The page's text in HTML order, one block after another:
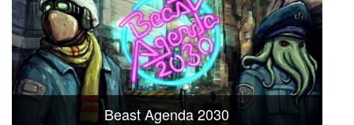
Beast Agenda 2030